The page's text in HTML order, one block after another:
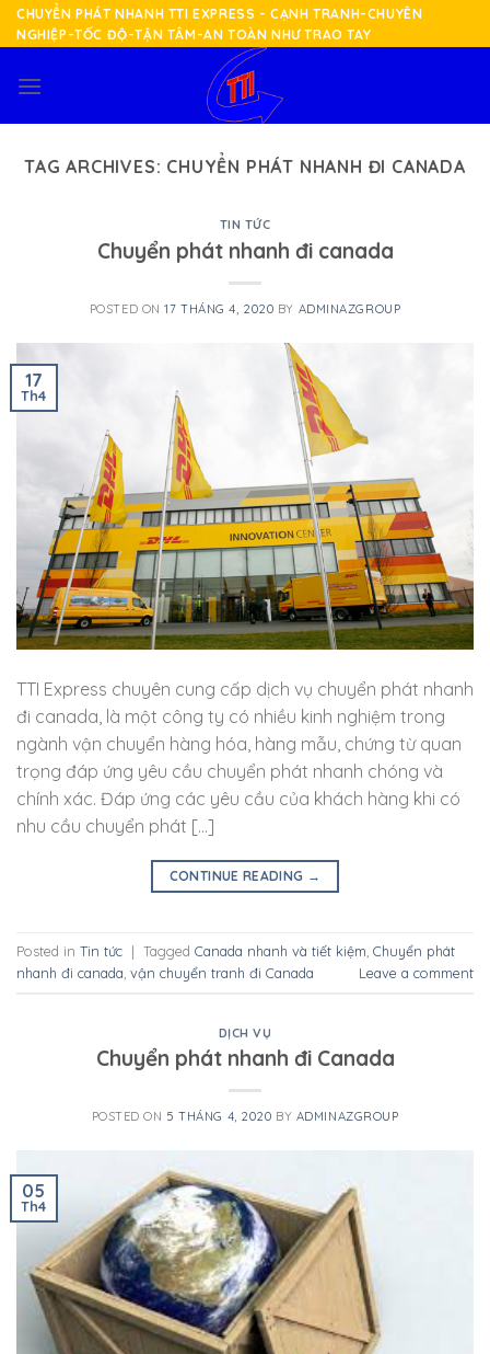
Skip
to
CHUYỂN PHÁT NHANH TTI EXPRESS - CẠNH TRANH-CHUYÊN
NGHIỆP-TỐC ĐỘ-TẬN TÂM-AN TOÀN NHƯ TRAO TAY
TAG ARCHIVES: CHUYỂN PHÁT NHANH ĐI CANADA
TIN TỨC
Chuyển phát nhanh đi canada
POSTED ON17 THÁNG 4, 2020 BY ADMINAZGROUP
17
Th4
TTI Express chuyên cung cấp dịch vụ chuyển phát nhanh
đi canada, là một công ty có nhiều kinh nghiệm trong
ngành vận chuyển hàng hóa, hàng mẫu, chứng từ quan
trọng đáp ứng yêu cầu chuyển phát nhanh chóng và
chính xác. Đáp ứng các yêu cầu của khách hàng khi có
nhu cầu chuyển phát […]
CONTINUE READING →
Posted in Tin tức | Tagged Canada nhanh và tiết kiệm Chuyển phát
nhanh đi canada vận chuyển tranh đi Canada Leave a comment
DỊCH VỤ
Chuyển phát nhanh đi Canada
POSTED ON 5 THÁNG 4, 2020 BY ADMINAZGROUP
05
Th4